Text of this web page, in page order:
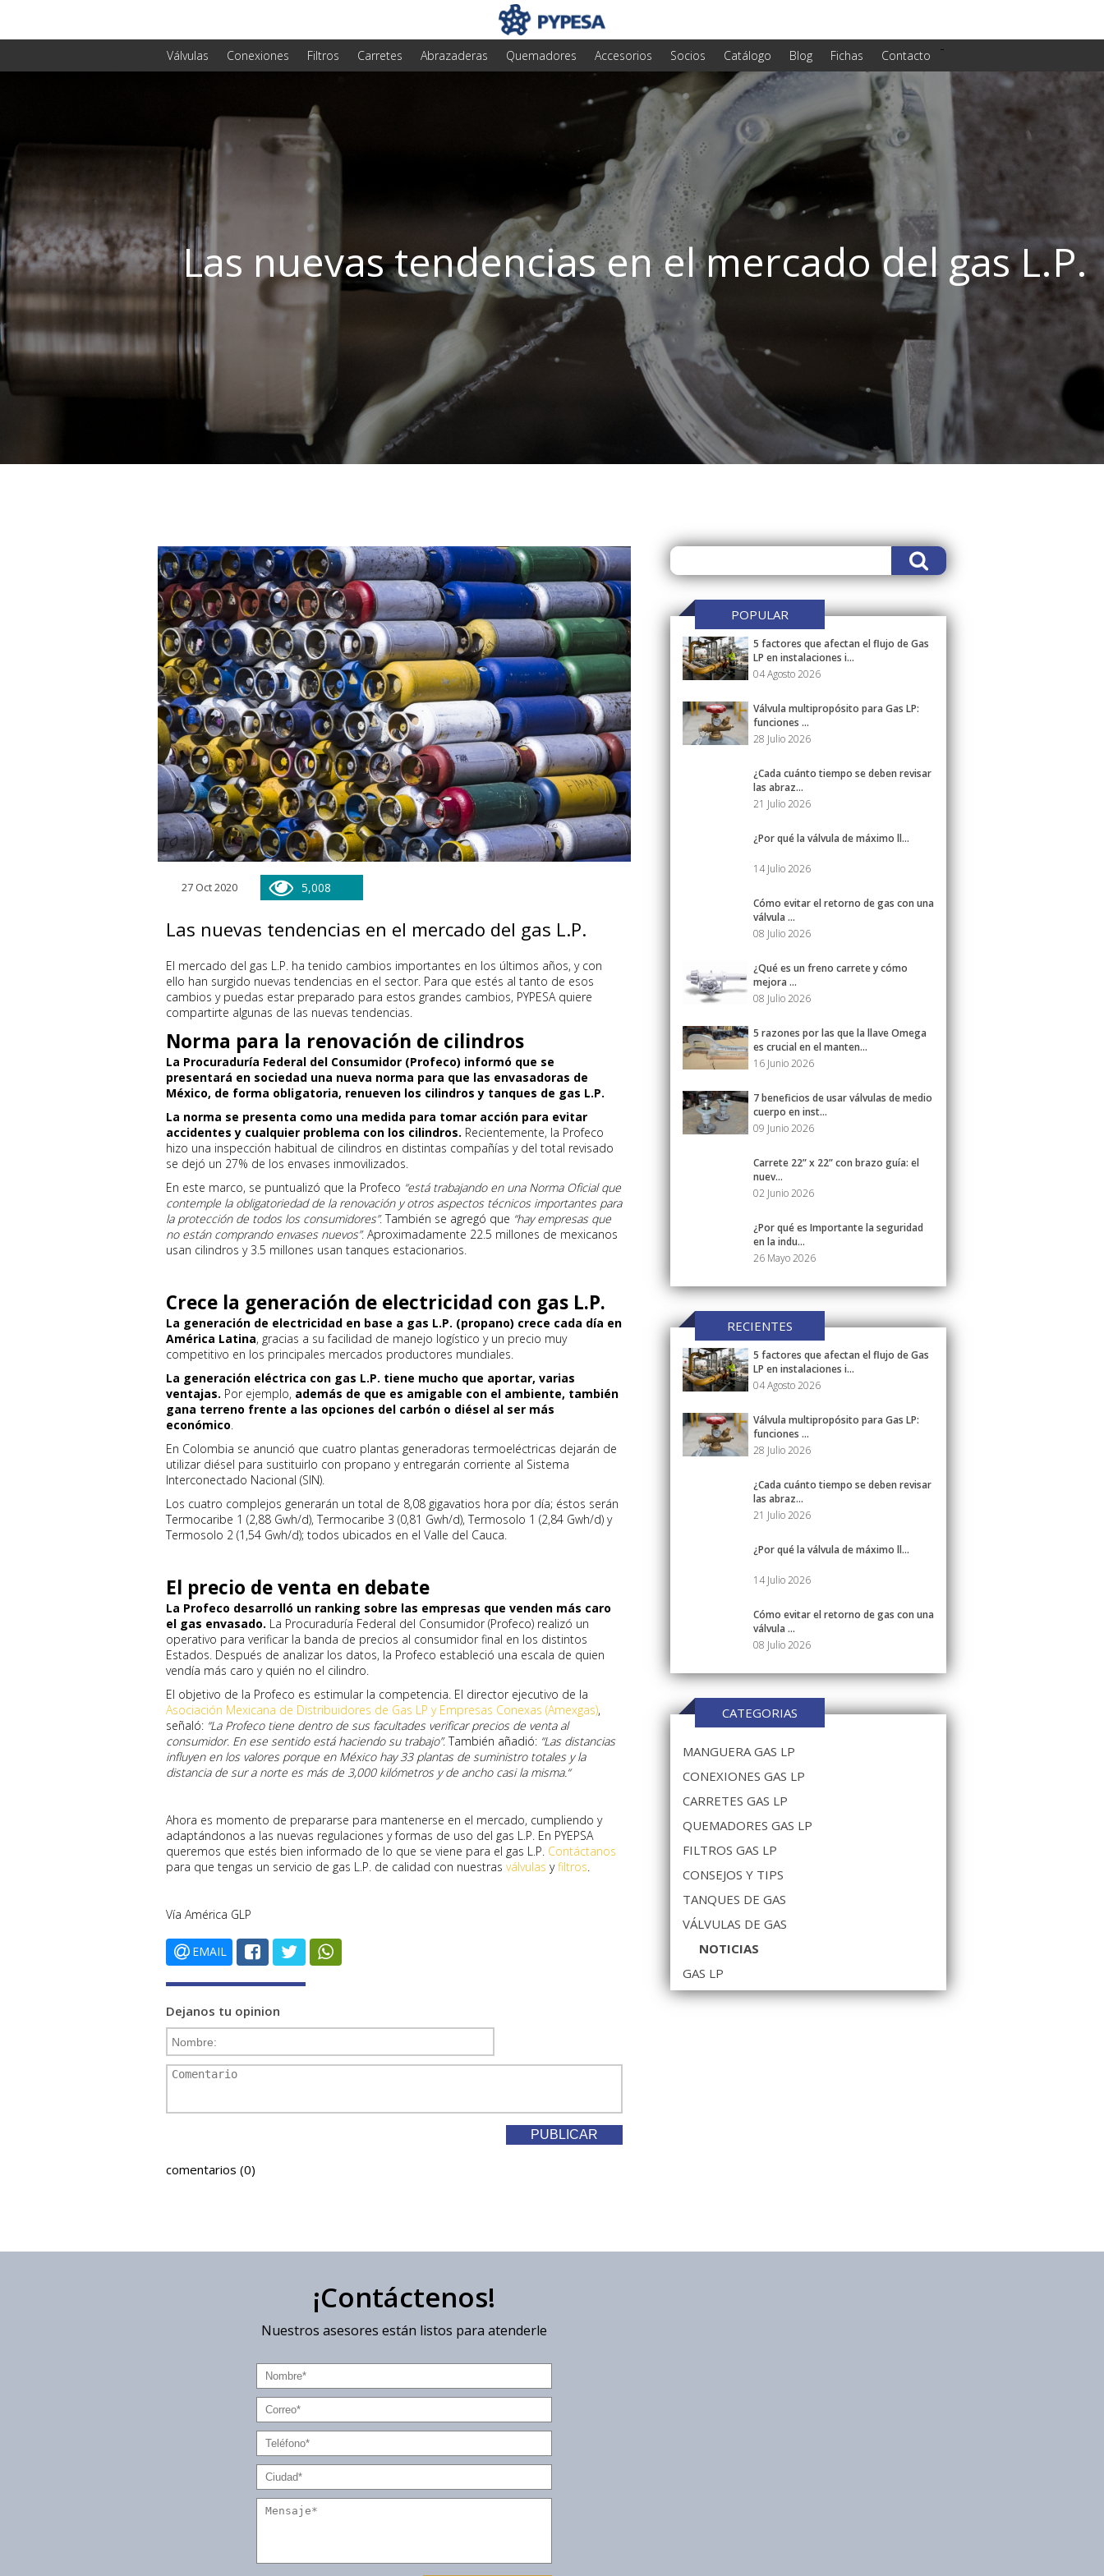
Válvulas Conexiones Filtros Carretes Abrazaderas Quemadores Accesorios Socios -
Catálogo Blog Fichas Contacto
Las nuevas tendencias en el mercado del gas L.P.
27 Oct 2020 5,008
Las nuevas tendencias en el mercado del gas L.P.
El mercado del gas L.P. ha tenido cambios importantes en los últimos años, y con
ello han surgido nuevas tendencias en el sector. Para que estés al tanto de esos
cambios y puedas estar preparado para estos grandes cambios, PYPESA quiere
compartirte algunas de las nuevas tendencias.
Norma para la renovación de cilindros
La Procuraduría Federal del Consumidor (Profeco) informó que se
presentará en sociedad una nueva norma para que las envasadoras de
México, de forma obligatoria, renueven los cilindros y tanques de gas L.P.
La norma se presenta como una medida para tomar acción para evitar
accidentes y cualquier problema con los cilindros. Recientemente, la Profeco
hizo una inspección habitual de cilindros en distintas compañías y del total revisado
se dejó un 27% de los envases inmovilizados.
En este marco, se puntualizó que la Profeco “está trabajando en una Norma Oficial que
contemple la obligatoriedad de la renovación y otros aspectos técnicos importantes para
la protección de todos los consumidores”. También se agregó que “hay empresas que
no están comprando envases nuevos”. Aproximadamente 22.5 millones de mexicanos
usan cilindros y 3.5 millones usan tanques estacionarios.
Crece la generación de electricidad con gas L.P.
La generación de electricidad en base a gas L.P. (propano) crece cada día en
América Latina, gracias a su facilidad de manejo logístico y un precio muy
competitivo en los principales mercados productores mundiales.
La generación eléctrica con gas L.P. tiene mucho que aportar, varias
ventajas. Por ejemplo, además de que es amigable con el ambiente, también
gana terreno frente a las opciones del carbón o diésel al ser más
económico.
En Colombia se anunció que cuatro plantas generadoras termoeléctricas dejarán de
utilizar diésel para sustituirlo con propano y entregarán corriente al Sistema
Interconectado Nacional (SIN).
Los cuatro complejos generarán un total de 8,08 gigavatios hora por día; éstos serán
Termocaribe 1 (2,88 Gwh/d), Termocaribe 3 (0,81 Gwh/d), Termosolo 1 (2,84 Gwh/d) y
Termosolo 2 (1,54 Gwh/d); todos ubicados en el Valle del Cauca.
El precio de venta en debate
La Profeco desarrolló un ranking sobre las empresas que venden más caro
el gas envasado. La Procuraduría Federal del Consumidor (Profeco) realizó un
operativo para verificar la banda de precios al consumidor final en los distintos
Estados. Después de analizar los datos, la Profeco estableció una escala de quien
vendía más caro y quién no el cilindro.
El objetivo de la Profeco es estimular la competencia. El director ejecutivo de la
Asociación Mexicana de Distribuidores de Gas LP y Empresas Conexas (Amexgas),
señaló: “La Profeco tiene dentro de sus facultades verificar precios de venta al
consumidor. En ese sentido está haciendo su trabajo”. También añadió: “Las distancias
influyen en los valores porque en México hay 33 plantas de suministro totales y la
distancia de sur a norte es más de 3,000 kilómetros y de ancho casi la misma.“
Ahora es momento de prepararse para mantenerse en el mercado, cumpliendo y
adaptándonos a las nuevas regulaciones y formas de uso del gas L.P. En PYEPSA
queremos que estés bien informado de lo que se viene para el gas L.P. Contáctanos
para que tengas un servicio de gas L.P. de calidad con nuestras válvulas yfiltros.
Vía América GLP
EMAIL
Dejanos tu opinion
comentarios (0)
POPULAR
5 factores que afectan el flujo de Gas
LP en instalaciones i...
04 Agosto 2026
Válvula multipropósito para Gas LP:
funciones ...
28 Julio 2026
¿Cada cuánto tiempo se deben revisar
las abraz...
21 Julio 2026
¿Por qué la válvula de máximo ll...
14 Julio 2026
Cómo evitar el retorno de gas con una
válvula ...
08 Julio 2026
¿Qué es un freno carrete y cómo
mejora ...
08 Julio 2026
5 razones por las que la llave Omega
es crucial en el manten...
16 Junio 2026
7 beneficios de usar válvulas de medio
cuerpo en inst...
09 Junio 2026
Carrete 22” x 22” con brazo guía: el
nuev...
02 Junio 2026
¿Por qué es Importante la seguridad
en la indu...
26 Mayo 2026
RECIENTES
5 factores que afectan el flujo de Gas
LP en instalaciones i...
04 Agosto 2026
Válvula multipropósito para Gas LP:
funciones ...
28 Julio 2026
¿Cada cuánto tiempo se deben revisar
las abraz...
21 Julio 2026
¿Por qué la válvula de máximo ll...
14 Julio 2026
Cómo evitar el retorno de gas con una
válvula ...
08 Julio 2026
CATEGORIAS
MANGUERA GAS LP
CONEXIONES GAS LP
CARRETES GAS LP
QUEMADORES GAS LP
FILTROS GAS LP
CONSEJOS Y TIPS
TANQUES DE GAS
VÁLVULAS DE GAS
NOTICIAS
GAS LP
¡Contáctenos!
Nuestros asesores están listos para atenderle